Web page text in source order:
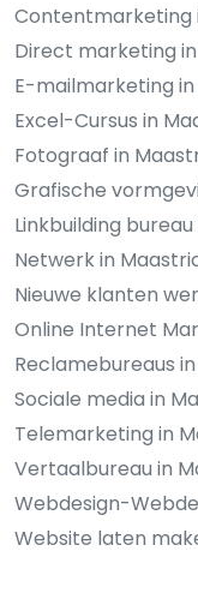
Contentmarketing
Direct marketing
E-mailmarketing
Excel-Cursus in
Fotograaf in
Grafische
Linkbuilding
Netwerk in
Nieuwe klanten
Online Internet
Reclamebureaus
Sociale media in
Telemarketing in
Vertaalbureau in
Webdesign-
Website laten